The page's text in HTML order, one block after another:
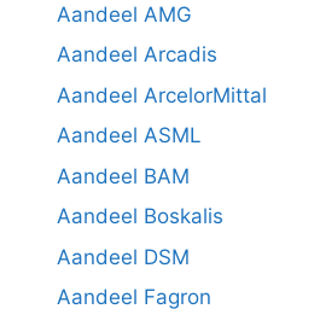
Aandeel AMG
Aandeel Arcadis
Aandeel ArcelorMittal
Aandeel ASML
Aandeel BAM
Aandeel Boskalis
Aandeel DSM
Aandeel Fagron